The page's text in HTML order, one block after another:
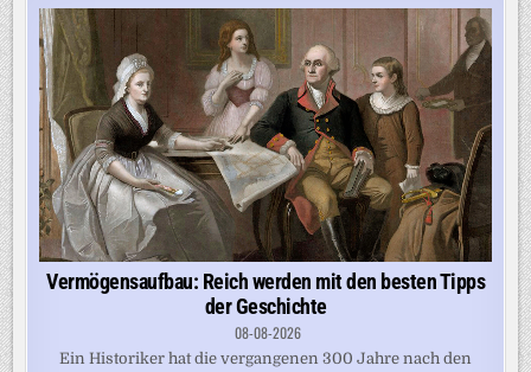
Vermögensaufbau: Reich werden mit den besten Tipps
der Geschichte
08-08-2026
Ein Historiker hat die vergangenen 300 Jahre nach den